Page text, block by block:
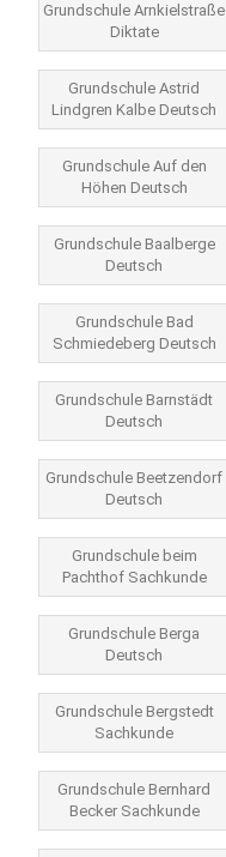
Grundschule Arnkielstraße
Diktate
Grundschule Astrid
Lindgren Kalbe Deutsch
Grundschule Auf den
Höhen Deutsch
Grundschule Baalberge
Deutsch
Grundschule Bad
Schmiedeberg Deutsch
Grundschule Barnstädt
Deutsch
Grundschule Beetzendorf
Deutsch
Grundschule beim
Pachthof Sachkunde
Grundschule Berga
Deutsch
Grundschule Bergstedt
Sachkunde
Grundschule Bernhard
Becker Sachkunde